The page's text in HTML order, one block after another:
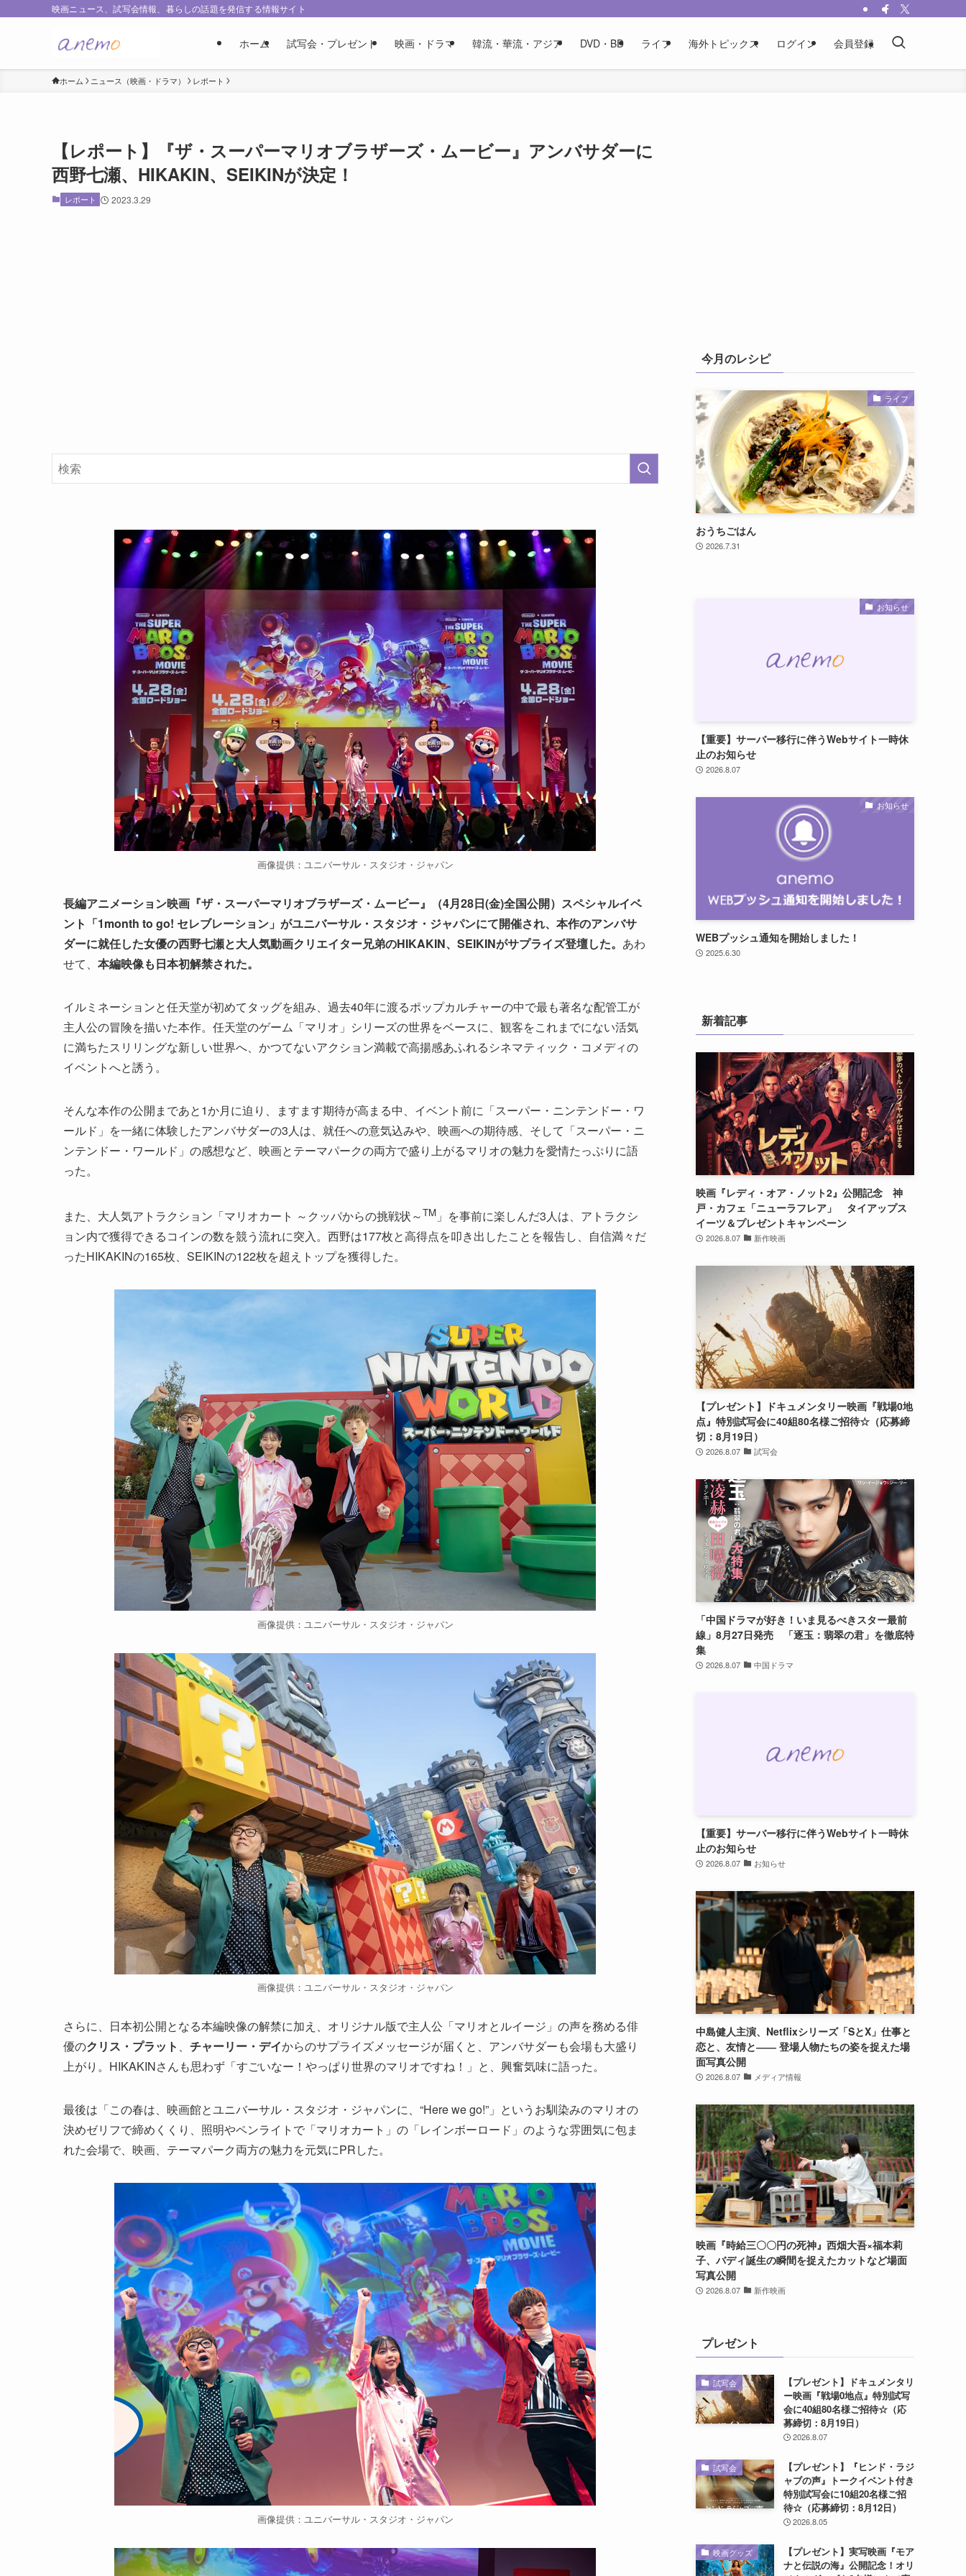
映画ニュース、試写会情報、暮らしの話題を発信する情報サイト
ホーム 試写会・プレゼント 映画・ドラマ 韓流・華流・アジア DVD・BD ライフ 海外トピックス ログイン 会員登録
ホーム ニュース（映画・ドラマ） レポート
【レポート】『ザ・スーパーマリオブラザーズ・ムービー』アンバサダーに
西野七瀬、HIKAKIN、SEIKINが決定！
レポート 2023.3.29
画像提供：ユニバーサル・スタジオ・ジャパン
長編アニメーション映画『ザ・スーパーマリオブラザーズ・ムービー』（4月28日(金)全国公開）スペシャルイベ
ント「1month to go! セレブレーション」がユニバーサル・スタジオ・ジャパンにて開催され、本作のアンバサ
ダーに就任した女優の西野七瀬と大人気動画クリエイター兄弟のHIKAKIN、SEIKINがサプライズ登壇した。 あわ
せて、 本編映像も日本初解禁された。
イルミネーションと任天堂が初めてタッグを組み、過去40年に渡るポップカルチャーの中で最も著名な配管工が
主人公の冒険を描いた本作。任天堂のゲーム「マリオ」シリーズの世界をベースに、観客をこれまでにない活気
に満ちたスリリングな新しい世界へ、かつてないアクション満載で高揚感あふれるシネマティック・コメディの
イベントへと誘う。
そんな本作の公開まであと1か月に迫り、ますます期待が高まる中、イベント前に「スーパー・ニンテンドー・ワ
ールド」を一緒に体験したアンバサダーの3人は、就任への意気込みや、映画への期待感、そして「スーパー・ニ
ンテンドー・ワールド」の感想など、映画とテーマパークの両方で盛り上がるマリオの魅力を愛情たっぷりに語
った。
また、大人気アトラクション「マリオカート ～クッパからの挑戦状～TM 」を事前に楽しんだ3人は、アトラクシ
ョン内で獲得できるコインの数を競う流れに突入。西野は177枚と高得点を叩き出したことを報告し、自信満々だ
ったHIKAKINの165枚、SEIKINの122枚を超えトップを獲得した。
画像提供：ユニバーサル・スタジオ・ジャパン
画像提供：ユニバーサル・スタジオ・ジャパン
さらに、日本初公開となる本編映像の解禁に加え、オリジナル版で主人公「マリオとルイージ」の声を務める俳
優のクリス・プラット 、 チャーリー・デイからのサプライズメッセージが届くと、アンバサダーも会場も大盛り
上がり。HIKAKINさんも思わず「すごいなー！やっぱり世界のマリオですね！」と、興奮気味に語った。
最後は「この春は、映画館とユニバーサル・スタジオ・ジャパンに、“Here we go!”」というお馴染みのマリオの
決めゼリフで締めくくり、照明やペンライトで「マリオカート」の「レインボーロード」のような雰囲気に包ま
れた会場で、映画、テーマパーク両方の魅力を元気にPRした。
画像提供：ユニバーサル・スタジオ・ジャパン
今月のレシピ
ライフ
おうちごはん
2026.7.31
お知らせ
【重要】サーバー移行に伴うWebサイト一時休
止のお知らせ
2026.8.07
お知らせ
WEBプッシュ通知を開始しました！
2025.6.30
新着記事
映画『レディ・オア・ノット2』公開記念 神
戸・カフェ「ニューラフレア」 タイアップス
イーツ＆プレゼントキャンペーン
2026.8.07 新作映画
【プレゼント】ドキュメンタリー映画『戦場0地
点』特別試写会に40組80名様ご招待☆（応募締
切：8月19日）
2026.8.07 試写会
「中国ドラマが好き！いま見るべきスター最前
線」8月27日発売 「逐玉：翡翠の君」を徹底特
集
2026.8.07 中国ドラマ
【重要】サーバー移行に伴うWebサイト一時休
止のお知らせ
2026.8.07 お知らせ
中島健人主演、Netflixシリーズ「SとX」仕事と
恋と、友情と―― 登場人物たちの姿を捉えた場
面写真公開
2026.8.07 メディア情報
映画『時給三〇〇円の死神』西畑大吾×福本莉
子、バディ誕生の瞬間を捉えたカットなど場面
写真公開
2026.8.07 新作映画
プレゼント
試写会
【プレゼント】ドキュメンタリ
ー映画『戦場0地点』特別試写
会に40組80名様ご招待☆（応
募締切：8月19日）
2026.8.07
試写会
【プレゼント】『ヒンド・ラジ
ャブの声』トークイベント付き
特別試写会に10組20名様ご招
待☆（応募締切：8月12日）
2026.8.05
映画グッズ
【プレゼント】実写映画『モア
ナと伝説の海』公開記念！オリ